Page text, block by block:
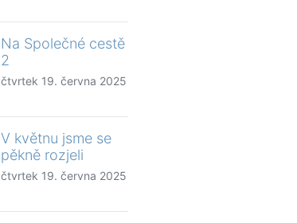
Na Společné cestě
2
čtvrtek 19. června 2025
V květnu jsme se
pěkně rozjeli
čtvrtek 19. června 2025